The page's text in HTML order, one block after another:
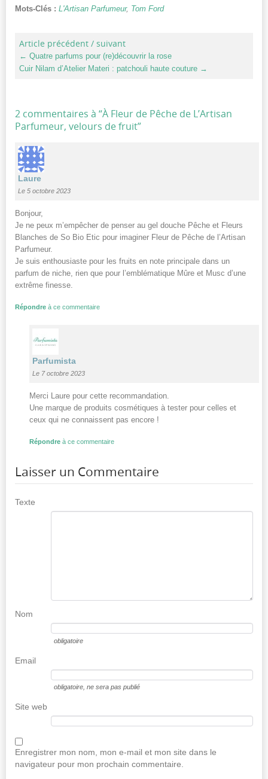
Mots-Clés : L'Artisan Parfumeur, Tom Ford
Article précédent / suivant
← Quatre parfums pour (re)découvrir la rose
Cuir Nilam d’Atelier Materi : patchouli haute couture →
2 commentaires à “À Fleur de Pêche de L’Artisan
Parfumeur, velours de fruit”
Laure
Le 5 octobre 2023
Bonjour,
Je ne peux m’empêcher de penser au gel douche Pêche et Fleurs
Blanches de So Bio Etic pour imaginer Fleur de Pêche de l’Artisan
Parfumeur.
Je suis enthousiaste pour les fruits en note principale dans un
parfum de niche, rien que pour l’emblématique Mûre et Musc d’une
extrême finesse.
Répondre à ce commentaire
Parfumista
Le 7 octobre 2023
Merci Laure pour cette recommandation.
Une marque de produits cosmétiques à tester pour celles et
ceux qui ne connaissent pas encore !
Répondre à ce commentaire
Laisser un Commentaire
Texte
Nom
obligatoire
Email
obligatoire , ne sera pas publié
Site web
Enregistrer mon nom, mon e-mail et mon site dans le
navigateur pour mon prochain commentaire.